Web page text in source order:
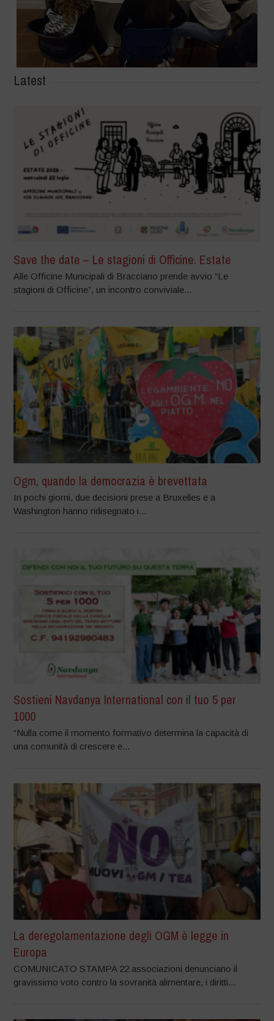
Latest
Save the date – Le stagioni di Officine. Estate
Alle Officine Municipali di Bracciano prende avvio “Le
stagioni di Officine”, un incontro conviviale...
Ogm, quando la democrazia è brevettata
In pochi giorni, due decisioni prese a Bruxelles e a
Washington hanno ridisegnato i...
Sostieni Navdanya International con il tuo 5 per
1000
“Nulla come il momento formativo determina la capacità di
una comunità di crescere e...
La deregolamentazione degli OGM è legge in
Europa
COMUNICATO STAMPA 22 associazioni denunciano il
gravissimo voto contro la sovranità alimentare, i diritti...